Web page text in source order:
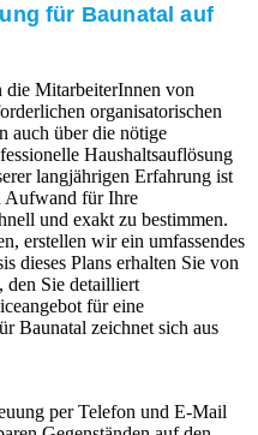
für Baunatal auf
die MitarbeiterInnen von
organisatorischen
auch über die nötige
Haushaltsauflösung
langjährigen Erfahrung ist
Aufwand für Ihre
und exakt zu bestimmen.
erstellen wir ein umfassendes
dieses Plans erhalten Sie von
den Sie detailliert
für eine
Baunatal zeichnet sich aus
per Telefon und E-Mail